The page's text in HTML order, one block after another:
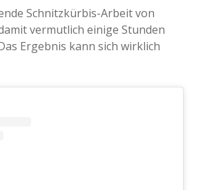
Schnitzkürbis-Arbeit von
vermutlich einige Stunden
Ergebnis kann sich wirklich